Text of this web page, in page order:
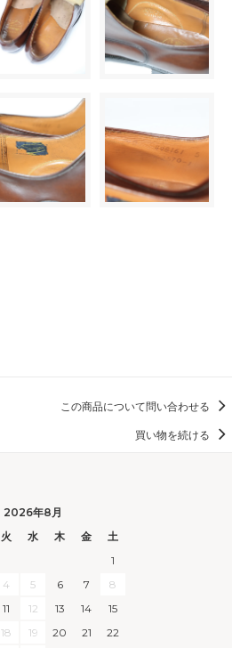
この商品について問い合わせる
買い物を続ける
2026年8月
火 水 木 金
土
1
4 5 6 7
8
11 12 13 14
15
18 19 20 21
22